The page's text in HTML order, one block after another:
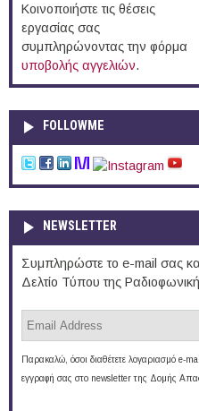
Κοινοποιήστε τις θέσεις
εργασίας σας
συμπληρώνοντας την φόρμα
υποβολής αγγελιών.
FOLLOWME
NEWSLETTER
Συμπληρώστε το e-mail σας
Δελτίο Τύπου της
Παρακαλώ, όσοι διαθέτετε λογαριασμό e-
εγγραφή σας στο newsletter της Δομής